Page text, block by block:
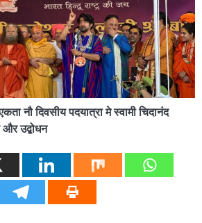
नौ दिवसीय पदयात्रा मे स्वामी चिदानंद
उद्बोधन